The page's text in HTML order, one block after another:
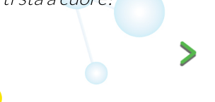
di prodotti